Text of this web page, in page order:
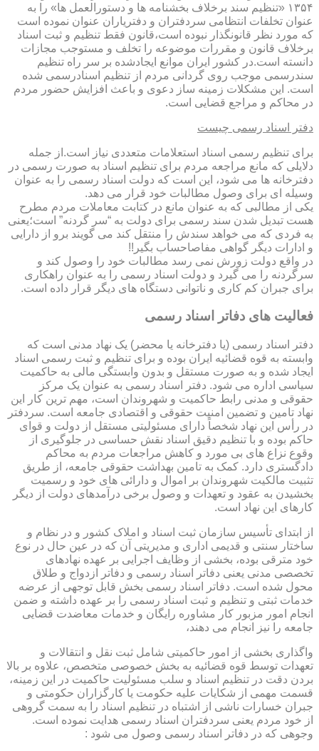
۱۳۵۴ «تنظیم سند برخلاف بخشنامه ها و دستورالعمل ها» را به
عنوان تخلفات انتظامی سردفتران و دفتریاران عنوان نموده است
که مورد نظر قانونگذار نبوده است،قانون فقط تنظیم و ثبت اسناد
برخلاف قانون و مقررات موضوعه را تخلف و مستوجب مجازات
دانسته است.در کشور ایران موانع ایجادشده بر سر راه تنظیم
سندرسمی موجب روی گردانی مردم از تنظیم اسنادرسمی شده
است. این مشکلات زمینه ساز دعوی و باعث افزایش حضور مردم
در محاکم و مراجع قضایی است.
دفتر اسناد رسمی چیست
برای تنظیم رسمی اسناد استعلامات متعددی نیاز است.از جمله
دلایلی که مانع مراجعه مردم برای تنظیم اسناد به صورت رسمی در
دفترخانه ها می شود، این است که دولت اسناد رسمی را به عنوان
وسیله ای برای وصول مطالبات خود قرار می دهد.
یکی از مطالبی که به عنوان مانع در کتابت معاملات مردم مطرح
هست تبدیل شدن سند رسمی برای دولت به “سر گردنه” است؛یعنی
به فردی که می خواهد سندش را منتقل کند می گویند برو از دارایی
و ادارات دیگر گواهی مفاصاحساب بگیر!!
در واقع دولت زورش نمی رسد مطالبات خود را وصول کند و
سرگردنه را می گیرد و دولت اسناد رسمی را به عنوان راهکاری
برای جبران کم کاری و ناتوانی دستگاه های دیگر قرار داده است.
فعالیت های دفاتر اسناد رسمی
دفتر اسناد رسمی (یا دفترخانه یا محضر) یک نهاد مدنی است که
وابسته به قوه قضائیه ایران بوده و برای تنظیم و ثبت رسمی اسناد
ایجاد شده و به صورت مستقل و بدون وابستگی مالی به حاکمیت
سیاسی اداره می شود. دفتر اسناد رسمی به عنوان یک مرکز
حقوقی و مدنی رابط حاکمیت و شهروندان است، مهم ترین کار این
نهاد تامین و تضمین امنیت حقوقی و اقتصادی جامعه است. سردفتر
در رأس این نهاد شخصاً دارای مسئولیتی مستقل از دولت و قوای
حاکم بوده و با تنظیم دقیق اسناد نقش حساسی در جلوگیری از
وقوع نزاع های بی مورد و کاهش مراجعات مردم به محاکم
دادگستری دارد. کمک به تامین بهداشت حقوقی جامعه، از طریق
تثبیت مالکیت شهروندان بر اموال و دارائی های خود و رسمیت
بخشیدن به عقود و تعهدات و وصول برخی درآمدهای دولت از دیگر
کارهای این نهاد است.
از ابتدای تأسیس سازمان ثبت اسناد و املاک کشور و در نظام و
ساختار سنتی و قدیمی اداری و مدیریتی آن که در عین حال در نوع
خود مترقی بوده، بخشی از وظایف اجرایی بر عهده نهادهای
تخصصی مدنی یعنی دفاتر اسناد رسمی و دفاتر ازدواج و طلاق
محول شده است. دفاتر اسناد رسمی بخش قابل توجهی از عرضه
خدمات ثبتی و تنظیم و ثبت اسناد رسمی را بر عهده داشته و ضمن
انجام امور مزبور کار مشاوره رایگان و خدمات معاضدت قضایی
جامعه را نیز انجام می دهند،
واگذاری بخشی از امور حاکمیتی شامل ثبت نقل و انتقالات و
تعهدات توسط قوه قضائیه به بخش خصوصی متخصص، علاوه بر بالا
بردن دقت در تنظیم اسناد و سلب مسئولیت حاکمیت در این زمینه،
قسمت مهمی از شکایات علیه حکومت یا کارگزاران حکومتی و
جبران خسارات ناشی از اشتباه در تنظیم اسناد را به سمت گروهی
از خود مردم یعنی سردفتران اسناد رسمی هدایت نموده است.
وجوهی که در دفاتر اسناد رسمی وصول می شود :